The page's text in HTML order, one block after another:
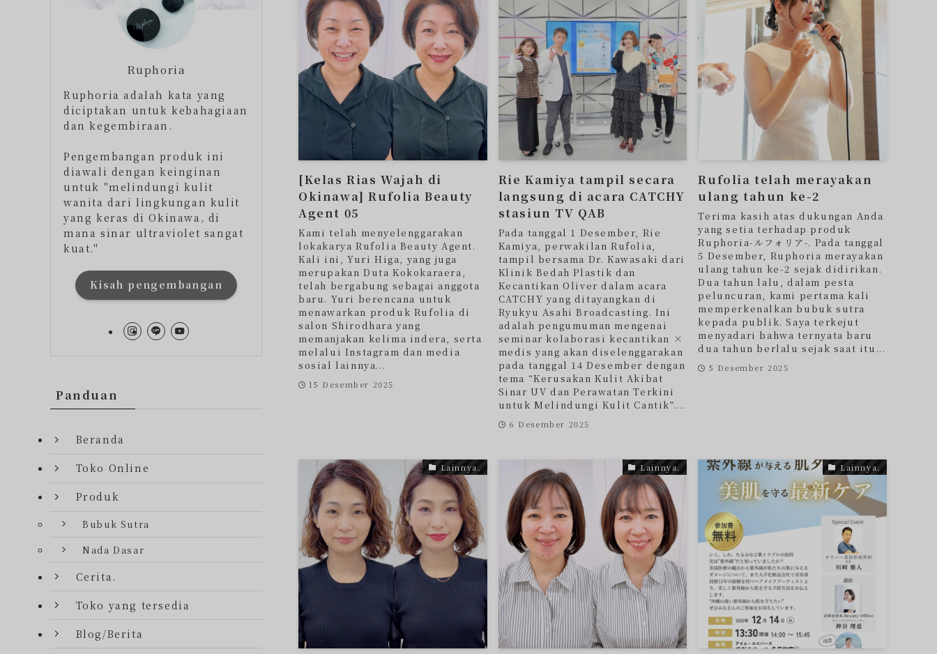
[Kelas Rias Wajah di
Okinawa] Rufolia Beauty
Agent 05
Kami telah menyelenggarakan
lokakarya Rufolia Beauty Agent.
Kali ini, Yuri Higa, yang juga
merupakan Duta Kokokaraera,
telah bergabung sebagai anggota
baru. Yuri berencana untuk
menawarkan produk Rufolia di
salon Shirodhara yang
memanjakan kelima indera, serta
melalui Instagram dan media
sosial lainnya...
15 Desember 2025
Rie Kamiya tampil secara
langsung di acara CATCHY
stasiun TV QAB
Pada tanggal 1 Desember, Rie
Kamiya, perwakilan Rufolia,
tampil bersama Dr. Kawasaki dari
Klinik Bedah Plastik dan
Kecantikan Oliver dalam acara
CATCHY yang ditayangkan di
Ryukyu Asahi Broadcasting. Ini
adalah pengumuman mengenai
seminar kolaborasi kecantikan ×
medis yang akan diselenggarakan
pada tanggal 14 Desember dengan
tema “Kerusakan Kulit Akibat
Sinar UV dan Perawatan Terkini
untuk Melindungi Kulit Cantik”....
6 Desember 2025
Rufolia telah merayakan
ulang tahun ke-2
Terima kasih atas dukungan Anda
yang setia terhadap produk
Ruphoria-ルフォリア-. Pada tanggal
5 Desember, Ruphoria merayakan
ulang tahun ke-2 sejak didirikan.
Dua tahun lalu, dalam pesta
peluncuran, kami pertama kali
memperkenalkan bubuk sutra
kepada publik. Saya terkejut
menyadari bahwa ternyata baru
dua tahun berlalu sejak saat itu...
5 Desember 2025
Lainnya. Lainnya. Lainnya.
Ruphoria
Ruphoria adalah kata yang
diciptakan untuk kebahagiaan
dan kegembiraan.
Pengembangan produk ini
diawali dengan keinginan
untuk "melindungi kulit
wanita dari lingkungan kulit
yang keras di Okinawa, di
mana sinar ultraviolet sangat
kuat."
Kisah pengembangan
Panduan
Beranda
Toko Online
Produk
Bubuk Sutra
Nada Dasar
Cerita.
Toko yang tersedia
Blog/Berita